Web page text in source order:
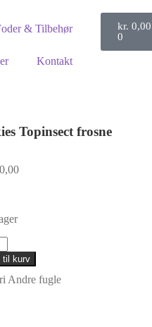
& Tilbehør
Kontakt
kr. 0,00
0
Topinsect frosne
til kurv
Andre fugle